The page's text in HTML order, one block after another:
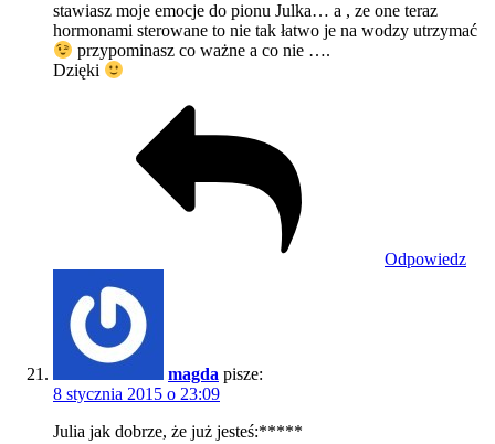
stawiasz moje emocje do pionu Julka… a , ze one teraz
hormonami sterowane to nie tak łatwo je na wodzy utrzymać
przypominasz co ważne a co nie ….
Dzięki
Odpowiedz
magda pisze:
8 stycznia 2015 o 23:09
Julia jak dobrze, że już jesteś:*****